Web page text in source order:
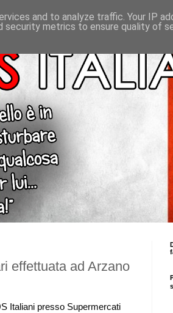
effettuata ad Arzano
Italiani presso Supermercati
and to analyze traffic. Your IP
security metrics to ensure quality of